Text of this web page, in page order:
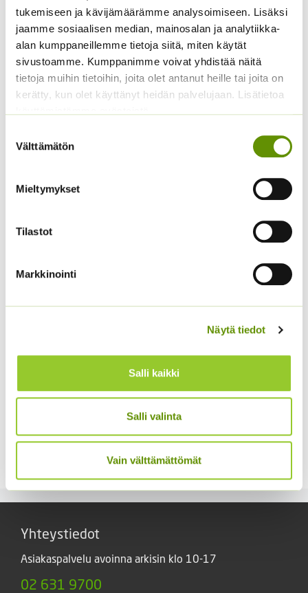
tukemiseen ja kävijämäärämme analysoimiseen. Lisäksi
jaamme sosiaalisen median, mainosalan ja analytiikka-
alan kumppaneillemme tietoja siitä, miten käytät
sivustoamme. Kumppanimme voivat yhdistää näitä
tietoja muihin tietoihin, joita olet antanut heille tai joita on
kerätty, kun olet käyttänyt heidän palvelujaan. Lisätietoa
valinta
Välttämätön
Mieltymykset
Tilastot
Markkinointi
Näytä tiedot
Salli kaikki
Salli valinta
Vain välttämättömät
oli:
5,50 €.
on:
4,99 €.
5,90€ Sisältää arvonlisäveron
Hintaluokka:
16,90 €
Sisältää
Juuripersilja Puolipitkä
13,50€
Spagettikurpitsa Pyza
4,50€ Sisältää arvonlisäveron
Yhteystiedot
Asiakaspalvelu avoinna arkisin klo 10-17
02 631 9700